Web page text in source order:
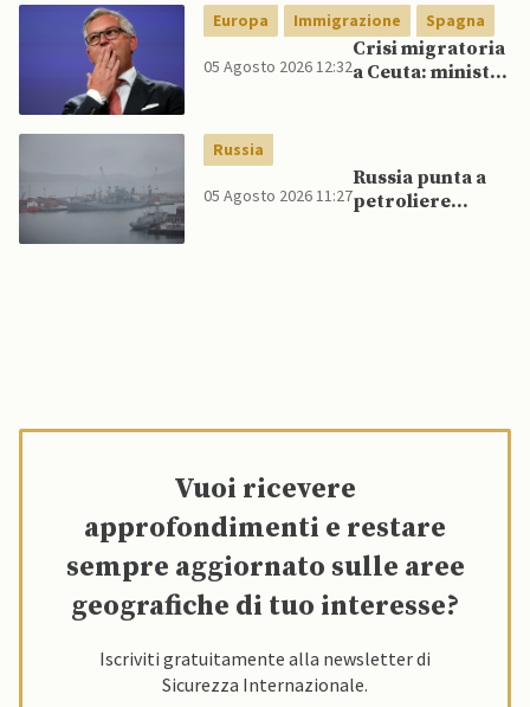
120 missili
balistici
potrebbero
presto colpire
Europa Immigrazione Spagna
05 Agosto 2026 12:32
Crisi migratoria
a Ceuta: ministri
schierano a
sostegno della
Spagna
Russia
05 Agosto 2026 11:27
Russia punta a
petroliere
Vuoi ricevere
approfondimenti e restare
sempre aggiornato sulle aree
geografiche di tuo interesse?
Iscriviti gratuitamente alla newsletter di
Sicurezza Internazionale.